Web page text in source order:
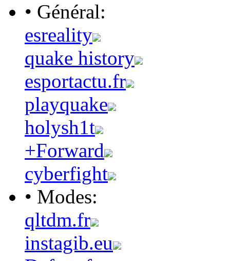
• Général:
esreality
quake history
esportactu.fr
playquake
holysh1t
+Forward
cyberfight
• Modes:
qltdm.fr
instagib.eu